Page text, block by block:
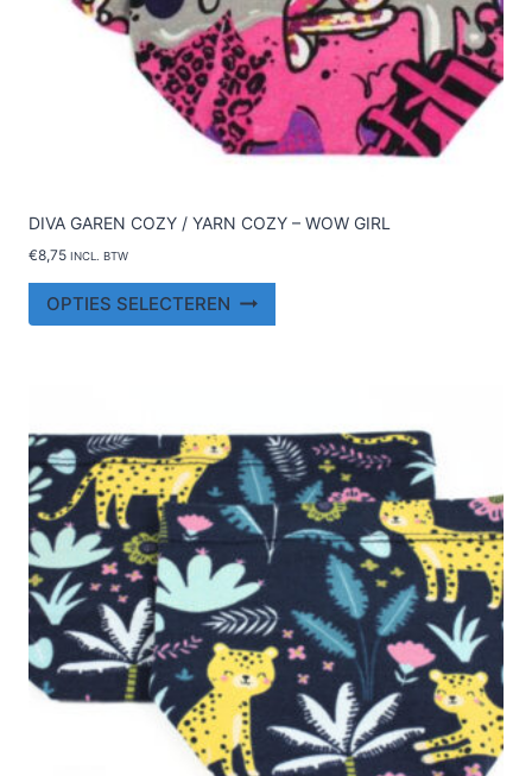
DIVA GAREN COZY / YARN COZY – WOW GIRL
€8,75 INCL. BTW
OPTIES SELECTEREN
optie
kan
gekozen
worden
op
productpagina